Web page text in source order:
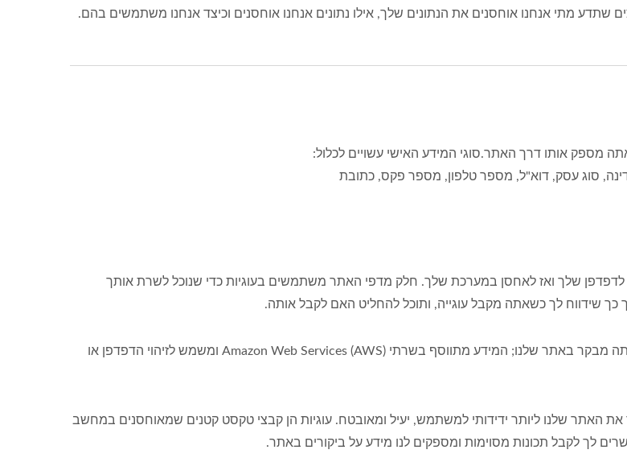
שתדע מתי אנחנו אוחסנים את הנתונים שלך, אילו נתונים אנחנו אוחסנים וכיצד אנחנו משתמשים בהם.
מספק אותו דרך האתר.סוגי המידע האישי עשויים לכלול:
סוג עסק, דוא"ל, מספר טלפון, מספר פקס, כתובת
לדפדפן שלך ואז לאחסן במערכת שלך. חלק מדפי האתר משתמשים בעוגיות כדי שנוכל לשרת אותך
שידווח לך כשאתה מקבל עוגייה, ותוכל להחליט האם לקבל אותה.
אנחנו משתמשים במזהה מעקב (עוגיות) כדי לאסוף ולאחסן מידע כאשר אתה מבקר באתר שלנו; המידע מתווסף בשרתי Amazon Web Services (AWS) ומשמש לזיהוי הדפדפן או
את האתר שלנו ליותר ידידותי למשתמש, יעיל ומאובטח. עוגיות הן קבצי טקסט קטנים שמאוחסנים במחשב
לך לקבל תכונות מסוימות ומספקים לנו מידע על ביקורים באתר.